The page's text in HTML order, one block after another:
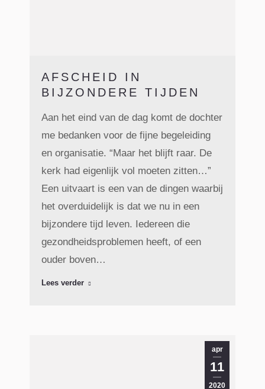
AFSCHEID IN
BIJZONDERE TIJDEN
Aan het eind van de dag komt de dochter
me bedanken voor de fijne begeleiding
en organisatie. “Maar het blijft raar. De
kerk had eigenlijk vol moeten zitten…”
Een uitvaart is een van de dingen waarbij
het overduidelijk is dat we nu in een
bijzondere tijd leven. Iedereen die
gezondheidsproblemen heeft, of een
ouder boven…
Lees verder
apr
11
2020